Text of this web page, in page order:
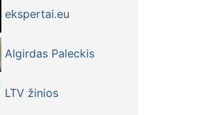
ekspertai.eu
Algirdas Paleckis
LTV žinios